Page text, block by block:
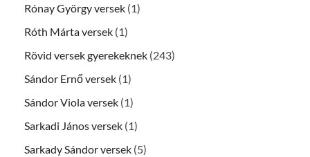
Rónay György versek (1)
Róth Márta versek (1)
Rövid versek gyerekeknek (243)
Sándor Ernő versek (1)
Sándor Viola versek (1)
Sarkadi János versek (1)
Sarkady Sándor versek (5)